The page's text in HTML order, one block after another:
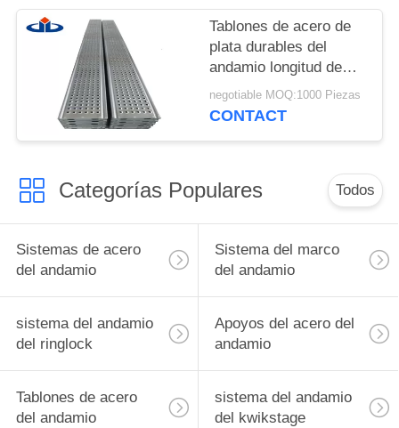
Tablones de acero de
plata durables del
andamio longitud de
730 - 3070 milímetros
6 años de vida
negotiable MOQ:1000 Piezas
CONTACT
Categorías Populares Todos
Sistemas de acero
del andamio
Sistema del marco
del andamio
sistema del andamio
del ringlock
Apoyos del acero del
andamio
Tablones de acero
del andamio
sistema del andamio
del kwikstage